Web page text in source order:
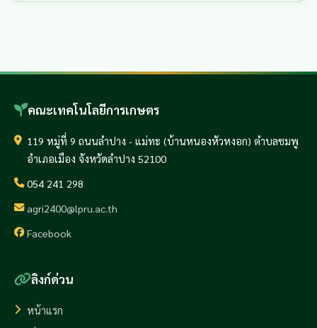
คณะเทคโนโลยีการเกษตร
119 หมู่ที่ 9 ถนนลำปาง - แม่ทะ (บ้านหนองหัวหงอก) ตำบลชมพู
อำเภอเมือง จังหวัดลำปาง 52100
054 241 298
agri2400@lpru.ac.th
Facebook
ลิงก์ด่วน
หน้าแรก